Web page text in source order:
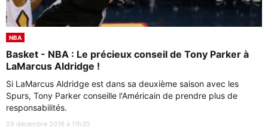
NBA
Basket - NBA : Le précieux conseil de Tony Parker à
LaMarcus Aldridge !
Si LaMarcus Aldridge est dans sa deuxième saison avec les
Spurs, Tony Parker conseille l'Américain de prendre plus de
responsabilités.
29 décembre 2016 à 11h35